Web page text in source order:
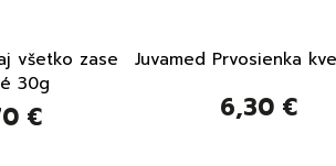
všetko zase
30g
€
Juvamed Prvosienka
6,30 €